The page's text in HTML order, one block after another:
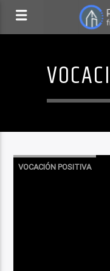
VOCACIÓN POSITIVA